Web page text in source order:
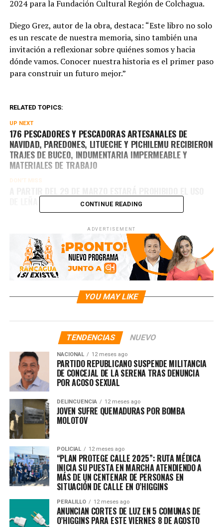
2024 para la Fundación Cultural Región de Colchagua.
Diego Grez, autor de la obra, destaca: “Este libro no solo
es un rescate de nuestra memoria, sino también una
invitación a reflexionar sobre quiénes somos y hacia
dónde vamos. Conocer nuestra historia es el primer paso
para construir un futuro mejor.”
RELATED TOPICS:
UP NEXT
176 PESCADORES Y PESCADORAS ARTESANALES DE
NAVIDAD, PAREDONES, LITUECHE Y PICHILEMU RECIBIERON
TRAJES DE BUCEO, INDUMENTARIA IMPERMEABLE Y
MATERIALES DE TRABAJO
DON'T MISS
DE LEÑA EN RANCAGUA Y MACHALÍ
CONTINUE READING
ADVERTISEMENT
YOU MAY LIKE
TENDENCIAS NUEVO
NACIONAL 12 meses ago
PARTIDO REPUBLICANO SUSPENDE MILITANCIA
DE CONCEJAL DE LA SERENA TRAS DENUNCIA
POR ACOSO SEXUAL
DELINCUENCIA 12 meses ago
JOVEN SUFRE QUEMADURAS POR BOMBA
MOLOTOV
POLICIAL 12 meses ago
“PLAN PROTEGE CALLE 2025”: RUTA MÉDICA
INICIA SU PUESTA EN MARCHA ATENDIENDO A
MÁS DE UN CENTENAR DE PERSONAS EN
SITUACIÓN DE CALLE EN O’HIGGINS
PERALILLO 12 meses ago
ANUNCIAN CORTES DE LUZ EN 5 COMUNAS DE
O’HIGGINS PARA ESTE VIERNES 8 DE AGOSTO